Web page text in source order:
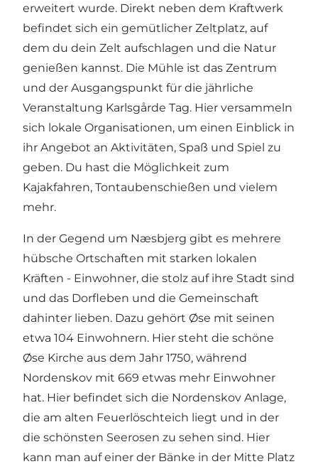
erweitert wurde. Direkt neben dem Kraftwerk
befindet sich ein gemütlicher Zeltplatz, auf
dem du dein Zelt aufschlagen und die Natur
genießen kannst. Die Mühle ist das Zentrum
und der Ausgangspunkt für die jährliche
Veranstaltung Karlsgårde Tag. Hier versammeln
sich lokale Organisationen, um einen Einblick in
ihr Angebot an Aktivitäten, Spaß und Spiel zu
geben. Du hast die Möglichkeit zum
Kajakfahren, Tontaubenschießen und vielem
mehr.
In der Gegend um Næsbjerg gibt es mehrere
hübsche Ortschaften mit starken lokalen
Kräften - Einwohner, die stolz auf ihre Stadt sind
und das Dorfleben und die Gemeinschaft
dahinter lieben. Dazu gehört Øse mit seinen
etwa 104 Einwohnern. Hier steht die schöne
Øse Kirche aus dem Jahr 1750, während
Nordenskov mit 669 etwas mehr Einwohner
hat. Hier befindet sich die Nordenskov Anlage,
die am alten Feuerlöschteich liegt und in der
die schönsten Seerosen zu sehen sind. Hier
kann man auf einer der Bänke in der Mitte Platz